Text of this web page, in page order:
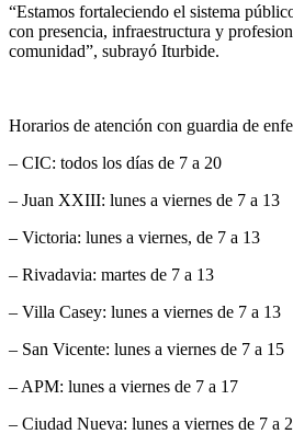
“Estamos fortaleciendo el sistema
con presencia, infraestructura y
comunidad”, subrayó Iturbide.
Horarios de atención con guardia de
– CIC: todos los días de 7 a 20
– Juan XXIII: lunes a viernes de 7 a 13
– Victoria: lunes a viernes, de 7 a 13
– Rivadavia: martes de 7 a 13
– Villa Casey: lunes a viernes de 7 a 13
– San Vicente: lunes a viernes de 7 a 15
– APM: lunes a viernes de 7 a 17
– Ciudad Nueva: lunes a viernes de 7 a